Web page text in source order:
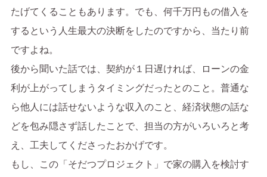
たげてくることもあります。でも、何千万円もの借入を
するという人生最大の決断をしたのですから、当たり前
ですよね。
後から聞いた話では、契約が１日遅ければ、ローンの金
利が上がってしまうタイミングだったとのこと。普通な
ら他人には話せないような収入のこと、経済状態の話な
どを包み隠さず話したことで、担当の方がいろいろと考
え、工夫してくださったおかげです。
もし、この「そだつプロジェクト」で家の購入を検討す